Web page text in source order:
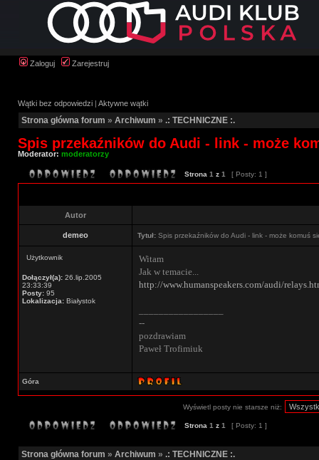
Zaloguj Zarejestruj
Wątki bez odpowiedzi | Aktywne wątki
Strona główna forum » Archiwum » .: TECHNICZNE :.
Spis przekaźników do Audi - link - może
Moderator: moderatorzy
Strona 1 z 1 [ Posty: 1 ]
Autor
demeo Tytuł: Spis przekaźników do Audi - link - może komuś
Użytkownik
Dołączył(a): 26.lip.2005
23:33:39
Posty: 95
Lokalizacja: Białystok
Witam
Jak w temacie...
http://www.humanspeakers.com/audi/
--
pozdrawiam
Paweł Trofimiuk
Góra
Wyświetl posty nie starsze niż:
Strona 1 z 1 [ Posty: 1 ]
Strona główna forum » Archiwum » .: TECHNICZNE :.